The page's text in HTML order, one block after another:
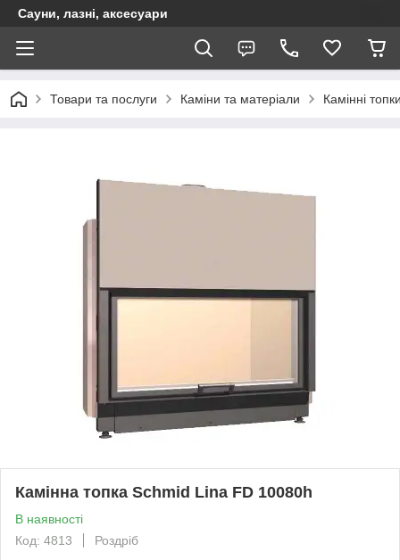
Сауни, лазні, аксесуари
Товари та послуги Каміни та матеріали Камінні
Камінна топка Schmid Lina FD 10080h
В наявності
Код: 4813
Роздріб